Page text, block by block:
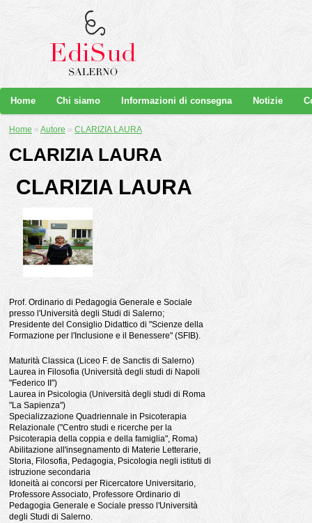
Home Chi siamo Informazioni di consegna Notizie
Home » Autore » CLARIZIA LAURA
CLARIZIA LAURA
CLARIZIA LAURA
Prof. Ordinario di Pedagogia Generale e Sociale
presso l'Università degli Studi di Salerno;
Presidente del Consiglio Didattico di "Scienze della
Formazione per l'Inclusione e il Benessere" (SFIB).
Maturità Classica (Liceo F. de Sanctis di Salerno)
Laurea in Filosofia (Università degli studi di Napoli
"Federico II")
Laurea in Psicologia (Università degli studi di Roma
"La Sapienza")
Specializzazione Quadriennale in Psicoterapia
Relazionale ("Centro studi e ricerche per la
Psicoterapia della coppia e della famiglia", Roma)
Abilitazione all'insegnamento di Materie Letterarie,
Storia, Filosofia, Pedagogia, Psicologia negli istituti di
istruzione secondaria
Idoneità ai concorsi per Ricercatore Universitario,
Professore Associato, Professore Ordinario di
Pedagogia Generale e Sociale presso l'Università
degli Studi di Salerno.